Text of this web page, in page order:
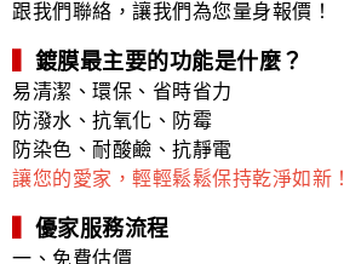
跟我們聯絡，讓我們為您量身報價！
鍍膜最主要的功能是什麼？
易清潔、環保、省時省力
防潑水、抗氧化、防霉
防染色、耐酸鹼、抗靜電
讓您的愛家，輕輕鬆鬆保持乾淨如新！
優家服務流程
一、免費估價